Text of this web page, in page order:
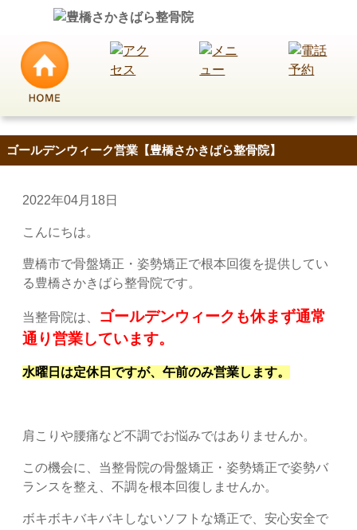
ゴールデンウィーク営業【豊橋さかきばら整骨院】
2022年04月18日
こんにちは。
豊橋市で骨盤矯正・姿勢矯正で根本回復を提供してい
る豊橋さかきばら整骨院です。
当整骨院は、
ゴールデンウィークも休まず通常
通り営業しています。
水曜日は定休日ですが、午前のみ営業します。
肩こりや腰痛など不調でお悩みではありませんか。
この機会に、当整骨院の骨盤矯正・姿勢矯正で姿勢バ
ランスを整え、不調を根本回復しませんか。
ボキボキバキバキしないソフトな矯正で、安心安全で